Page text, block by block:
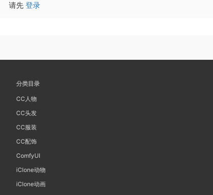
请先 登录
分类目录
CC人物
CC头发
CC服装
CC配饰
ComfyUI
iClone动物
iClone动画